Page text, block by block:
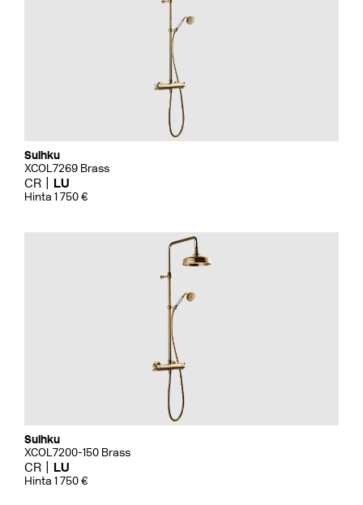
Suihku
XCOL7269 Brass
CR LU
Hinta 1 750 €
Suihku
XCOL7200-150 Brass
CR LU
Hinta 1 750 €